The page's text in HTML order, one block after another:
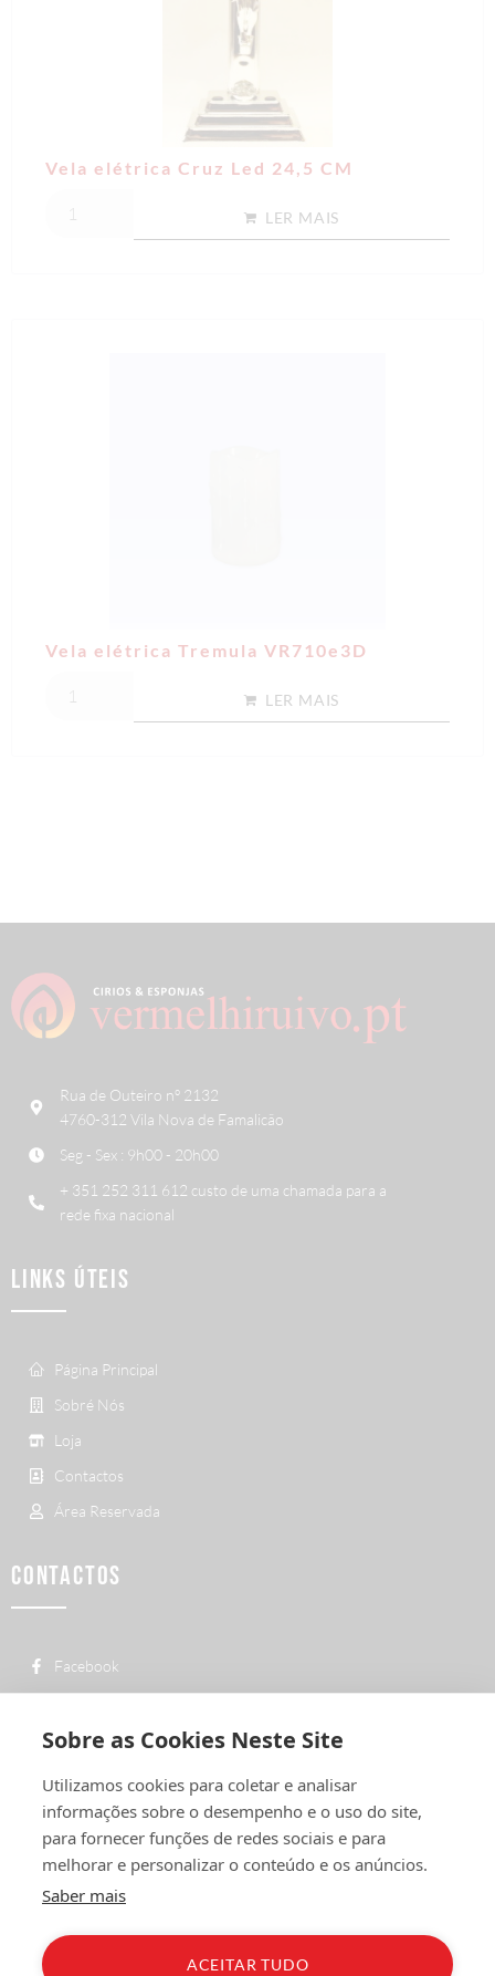
Sobre as Cookies Neste Site
Utilizamos cookies para coletar e analisar
informações sobre o desempenho e o uso do site,
para fornecer funções de redes sociais e para
melhorar e personalizar o conteúdo e os anúncios.
Saber mais
ACEITAR TUDO
Vela elétrica Cruz Led 24,5 CM
LER MAIS
Vela elétrica Tremula VR710e3D
LER MAIS
Rua de Outeiro nº 2132
4760-312 Vila Nova de Famalicão
Seg - Sex : 9h00 - 20h00
+ 351 252 311 612 custo de uma chamada para a
rede fixa nacional
LINKS ÚTEIS
Página Principal
Sobré Nós
Loja
Contactos
Área Reservada
CONTACTOS
Facebook
nacional
Rua de Outeiro nº 2132
4760-312 Vila Nova de Famalicão